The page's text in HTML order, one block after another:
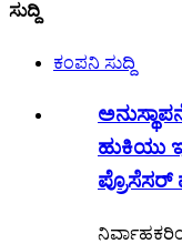
ಸುದ್ದಿ
ಕಂಪನಿ ಸುದ್ದಿ
ಹುಕಿಯು
ಪ್ರೊಸೆಸರ್